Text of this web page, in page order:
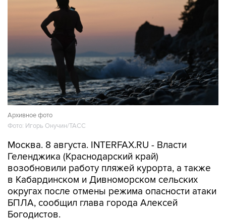
Архивное фото
Фото: Игорь Онучин/ТАСС
Москва. 8 августа. INTERFAX.RU - Власти
Геленджика (Краснодарский край)
возобновили работу пляжей курорта, а также
в Кабардинском и Дивноморском сельских
округах после отмены режима опасности атаки
БПЛА, сообщил глава города Алексей
Богодистов.